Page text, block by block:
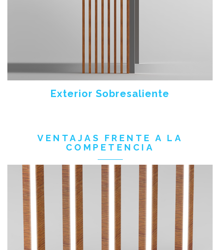
Exterior Sobresaliente
VENTAJAS FRENTE A LA
COMPETENCIA